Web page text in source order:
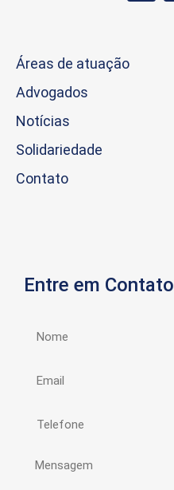
Áreas de atuação
Advogados
Notícias
Solidariedade
Contato
Entre em Contato